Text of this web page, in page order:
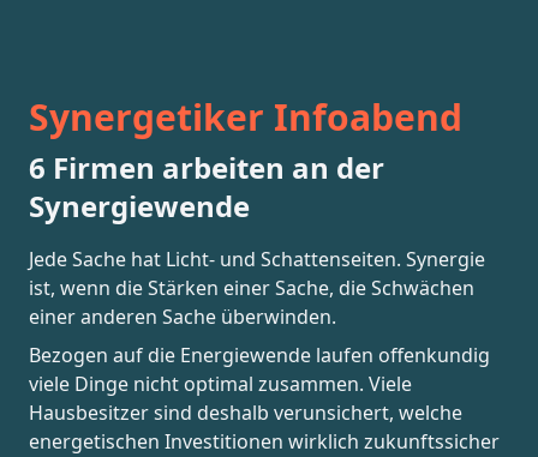
Synergetiker Infoabend
6 Firmen arbeiten an der
Synergiewende
Jede Sache hat Licht- und Schattenseiten. Synergie
ist, wenn die Stärken einer Sache, die Schwächen
einer anderen Sache überwinden.
Bezogen auf die Energiewende laufen offenkundig
viele Dinge nicht optimal zusammen. Viele
Hausbesitzer sind deshalb verunsichert, welche
energetischen Investitionen wirklich zukunftssicher